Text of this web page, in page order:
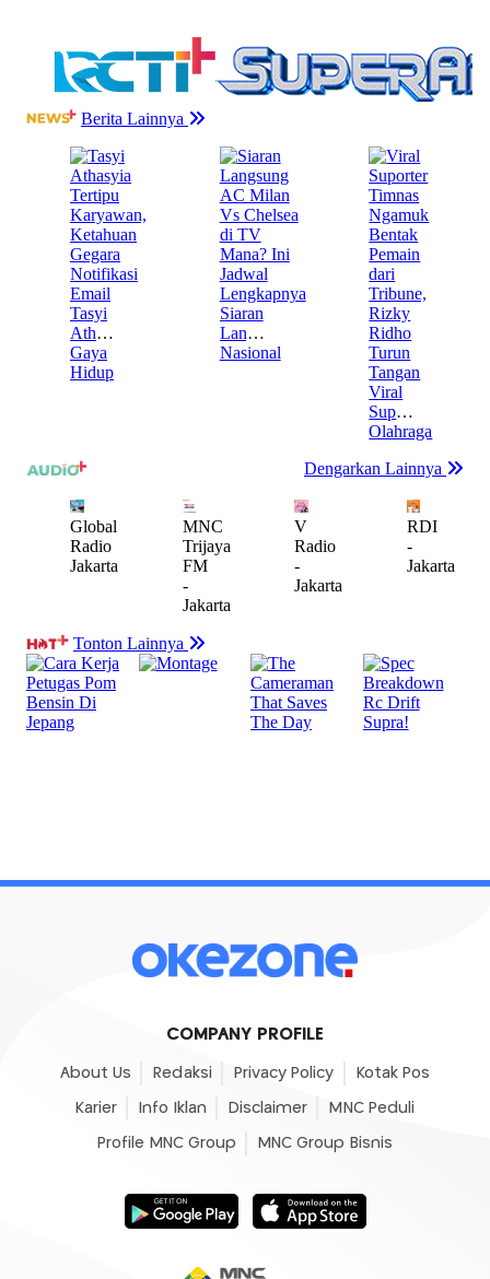
COMPANY PROFILE
About Us Redaksi Privacy Policy Kotak Pos
Karier Info Iklan Disclaimer MNC Peduli
Profile MNC Group MNC Group Bisnis